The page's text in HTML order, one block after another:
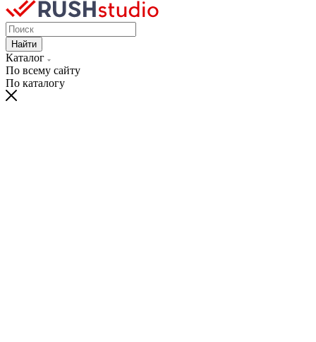
Найти
Каталог
По всему сайту
По каталогу